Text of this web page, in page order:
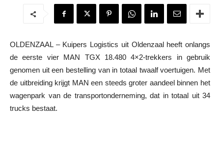
OLDENZAAL – Kuipers Logistics uit Oldenzaal heeft onlangs
de eerste vier MAN TGX 18.480 4×2-trekkers in gebruik
genomen uit een bestelling van in totaal twaalf voertuigen. Met
de uitbreiding krijgt MAN een steeds groter aandeel binnen het
wagenpark van de transportonderneming, dat in totaal uit 34
trucks bestaat.